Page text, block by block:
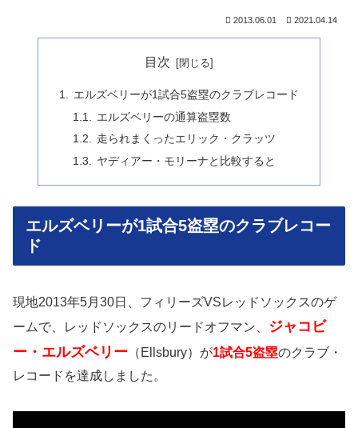
2013.06.01 2021.04.14
目次
エルズベリーが1試合5盗塁のクラブレコード
エルズベリーの通算盗塁数
走られまくったエリック・クラッツ
ヤディアー・モリーナと比較すると
エルズベリーが1試合5盗塁のクラブレコー
ド
現地2013年5月30日、フィリーズVSレッドソックスのゲ
ームで、レッドソックスのリードオフマン、
ジャコビ
ー・エルズベリー （Ellsbury）が1試合5盗塁のクラブ・
レコードを達成しました。